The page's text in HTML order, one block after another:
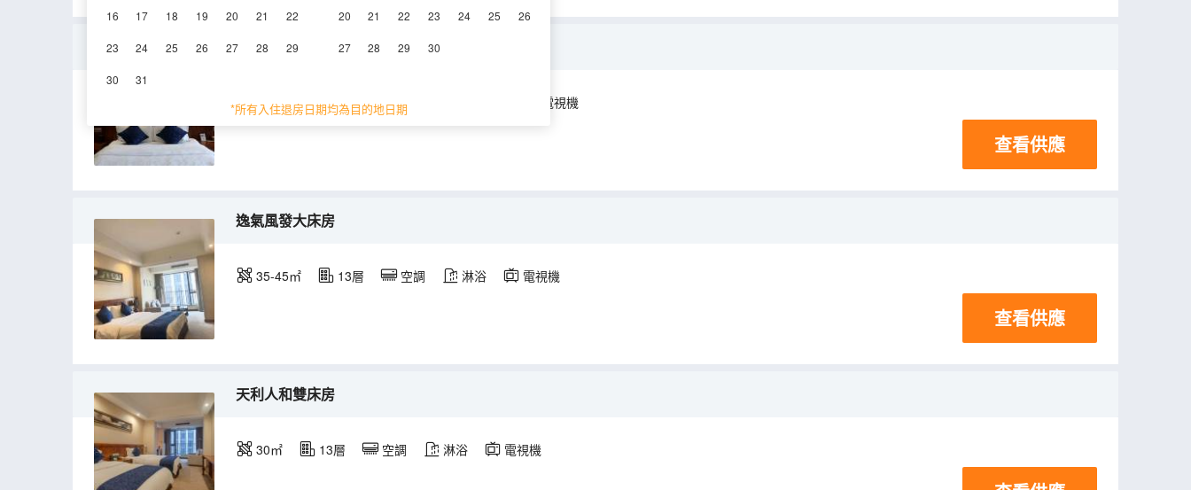
16 17 18 19 20 21 22
23 24 25 26 27 28 29
30 31
20 21 22 23 24 25 26
27 28 29 30
*所有入住退房日期均為目的地日期
精選大床房
40-45㎡ 11-13層 電視機
查看供應
逸氣風發大床房
35-45㎡ 13層 空調 淋浴 電視機
查看供應
天利人和雙床房
30㎡ 13層 空調 淋浴 電視機